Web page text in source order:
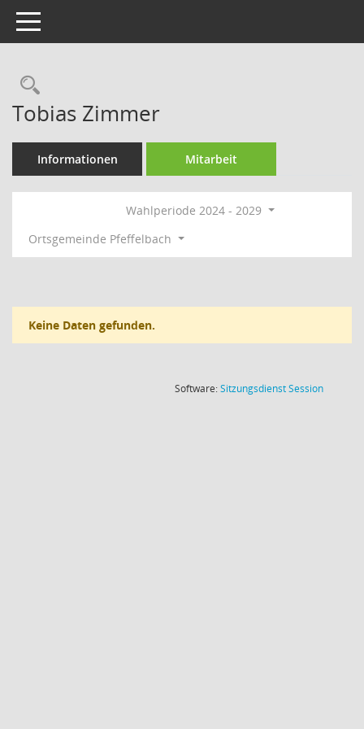
Toggle navigation
Rechercheauswahl
Tobias Zimmer
Informationen Mitarbeit
Wahlperiode 2024 - 2029
Ortsgemeinde Pfeffelbach
Keine Daten gefunden.
Software:SitzungsdienstSession(Wird in